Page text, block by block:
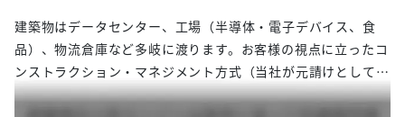
建築物はデータセンター、工場（半導体・電子デバイス、食
品）、物流倉庫など多岐に渡ります。お客様の視点に立ったコ
ンストラクション・マネジメント方式（当社が元請けとして受
注し、ゼネコン、サブコンに分離発注する）で建設工事を請け